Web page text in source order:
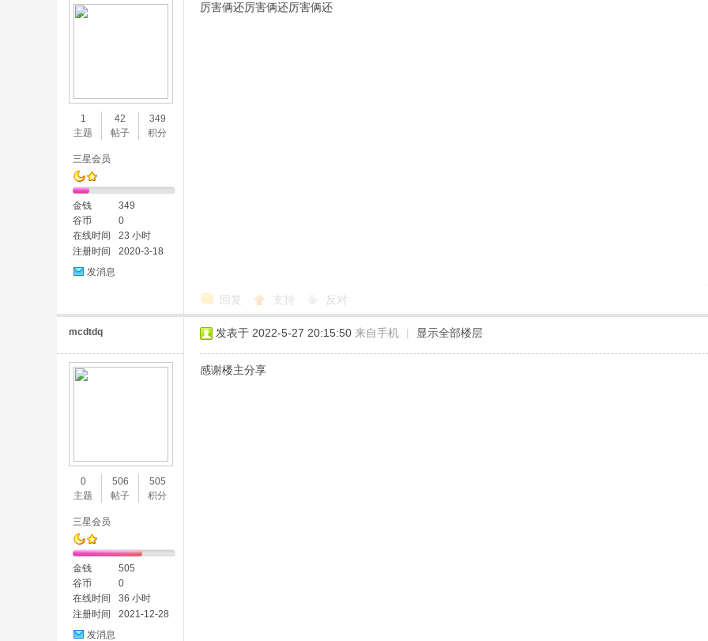
1
主题
42
帖子
349
积分
三星会员
金钱
349
谷币
0
在线时间
23 小时
注册时间
2020-3-18
发消息
厉害俩还厉害俩还厉害俩还
回复 支持 反对
mcdtdq
0
主题
506
帖子
505
积分
三星会员
金钱
505
谷币
0
在线时间
36 小时
注册时间
2021-12-28
发消息
发表于 2022-5-27 20:15:50 来自手机 | 显示全部楼层
感谢楼主分享